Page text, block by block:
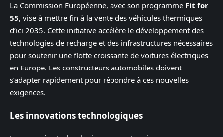
La Commission Européenne, avec son programme Fit for
55, vise à mettre fin à la vente des véhicules thermiques
d’ici 2035. Cette initiative accélère le développement des
technologies de recharge et des infrastructures nécessaires
pour soutenir une flotte croissante de voitures électriques
en Europe. Les constructeurs automobiles doivent
s’adapter rapidement pour répondre à ces nouvelles
exigences.
Les innovations technologiques